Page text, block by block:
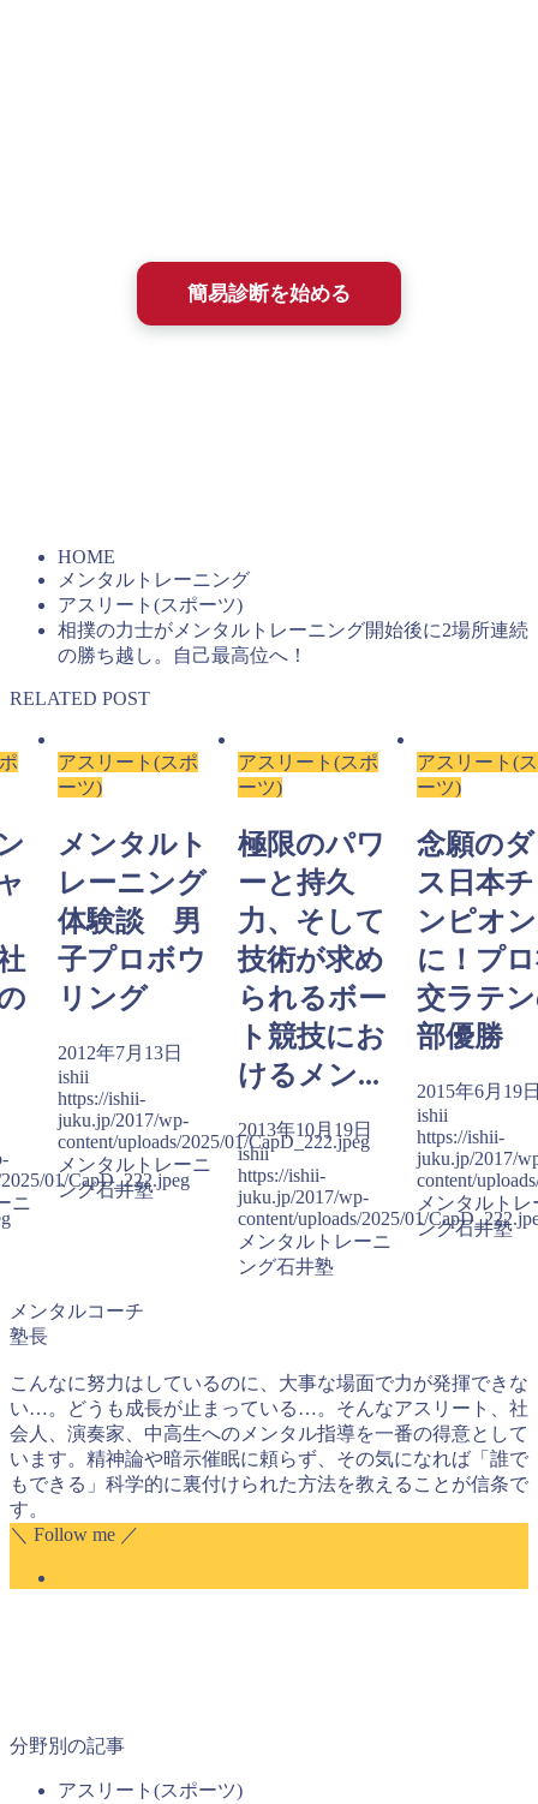
簡易診断を始める
HOME
メンタルトレーニング
アスリート(スポーツ)
相撲の力士がメンタルトレーニング開始後に2場所連続
の勝ち越し。自己最高位へ！
RELATED POST
01/CapD_222.jpeg
ニ
アスリート(スポ
ーツ)
メンタルト
レーニング
体験談 男
子プロボウ
リング
2012年7月13日
ishii
https://ishii-
juku.jp/2017/wp-
content/uploads/2025/01/CapD_222.jpeg
メンタルトレーニ
ング石井塾
アスリート(スポ
ーツ)
極限のパワ
ーと持久
力、そして
技術が求め
られるボー
ト競技にお
けるメン...
2013年10月19日
ishii
https://ishii-
juku.jp/2017/wp-
content/uploads/2025/01/
メンタルトレーニ
ング石井塾
アスリート(
ーツ)
念願の
ス日本
ンピオン
に！プ
交ラテ
部優勝
2015年6月19
ishii
https://ishii-
juku.jp/2017/
content/
メンタルトレ
ング石井塾
メンタルコーチ
塾長
こんなに努力はしているのに、大事な場面で力が発揮できな
い…。どうも成長が止まっている…。そんなアスリート、社
会人、演奏家、中高生へのメンタル指導を一番の得意として
います。精神論や暗示催眠に頼らず、その気になれば「誰で
もできる」科学的に裏付けられた方法を教えることが信条で
す。
＼ Follow me ／
分野別の記事
アスリート(スポーツ)